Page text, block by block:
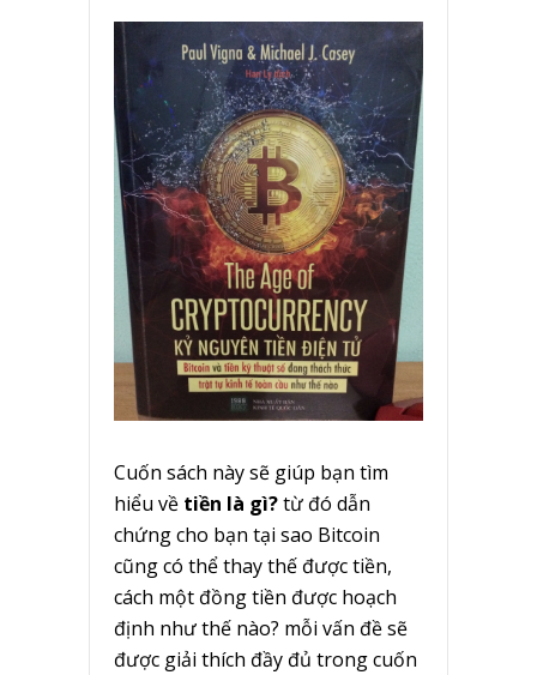
Cuốn sách này sẽ giúp bạn tìm
hiểu về tiền là gì?từ đó dẫn
chứng cho bạn tại sao Bitcoin
cũng có thể thay thế được tiền,
cách một đồng tiền được hoạch
định như thế nào? mỗi vấn đề sẽ
được giải thích đầy đủ trong cuốn